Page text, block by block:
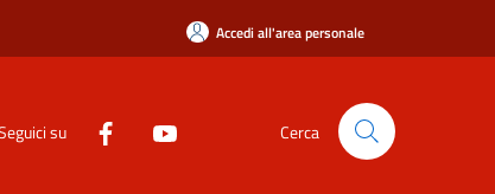
Accedi all'area personale
su Cerca